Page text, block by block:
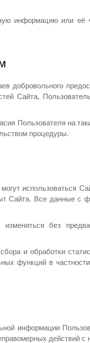
информацию или её
добровольного
Сайта,
Пользователя на
процедуры.
использоваться
Сайта. Все данные с
без
и обработки
функций в
информации
действий с